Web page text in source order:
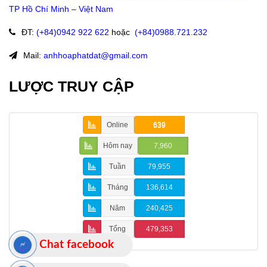
TP Hồ Chí Minh – Việt Nam
ĐT: (+84)0942 922 622 hoặc: (+84)0988.721.232
Mail: anhhoaphatdat@gmail.com
LƯỢC TRUY CẬP
Online 639
Hôm nay 7,960
Tuần 79,955
Tháng 136,614
Năm 240,425
Tổng 479,353
Chat facebook